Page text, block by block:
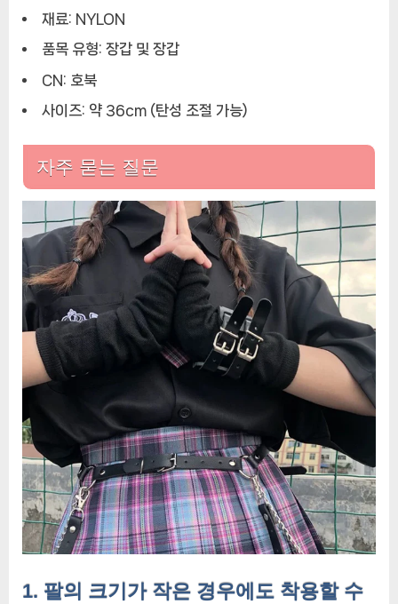
재료: NYLON
품목 유형: 장갑 및 장갑
CN: 호북
사이즈: 약 36cm (탄성 조절 가능)
자주 묻는 질문
1. 팔의 크기가 작은 경우에도 착용할 수